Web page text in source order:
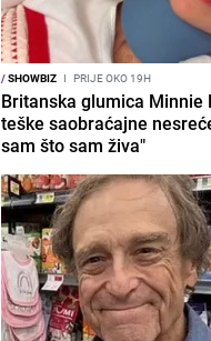
/SHOWBIZ I PRIJE OKO 19H
Britanska glumica Minnie
teške saobraćajne
sam što sam živa"